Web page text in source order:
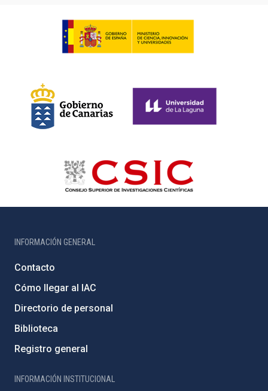
INFORMACIÓN GENERAL
Contacto
Cómo llegar al IAC
Directorio de personal
Biblioteca
Registro general
INFORMACIÓN INSTITUCIONAL